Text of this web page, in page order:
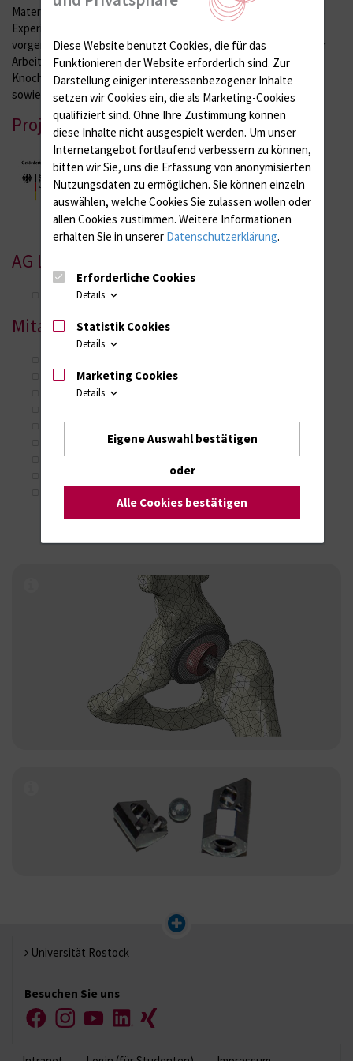
Materialeigenschaften wird in Zusammenarbeit mit der AG
Experimentelle Biomechanik und externen Projektpartnern
vorgenommen. Im Fokus der Implantattechnologie innerhalb der
Arbeitsgruppe stehen Anwendungen für den segmentalen
Knochenersatz, die Integration von Sensorik in Endoprothesen
sowie neue Möglichkeiten der Implantatfixation.
Projektträger
AG Leiter
Dr.-Ing. Märuan Kebbach
Mitarbeitende
Franziska Geiger, M. Sc.
Iman Soodmand, M.Sc.
Ann-Kristin Becker, M. Sc.
Evan Bouhours, M. Sc.
Ruifeng Zhao, Dipl.- Ing.
Universität Rostock
Besuchen Sie uns
FacebookInstagramYouTubeLinkedIn
Xing
Diese Website benutzt Cookies, die für das
Funktionieren der Website erforderlich sind. Zur
Darstellung einiger interessenbezogener Inhalte
setzen wir Cookies ein, die als Marketing-Cookies
qualifiziert sind. Ohne Ihre Zustimmung können
diese Inhalte nicht ausgespielt werden. Um unser
Internetangebot fortlaufend verbessern zu können,
bitten wir Sie, uns die Erfassung von anonymisierten
Nutzungsdaten zu ermöglichen. Sie können einzeln
auswählen, welche Cookies Sie zulassen wollen oder
allen Cookies zustimmen. Weitere Informationen
erhalten Sie in unserer Datenschutzerklärung.
Erforderliche Cookies
Details
Statistik Cookies
Details
Marketing Cookies
Details
Eigene Auswahl bestätigen
oder
Alle Cookies bestätigen